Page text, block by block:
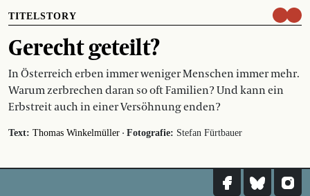
TITELSTORY
Gerecht geteilt?
In Österreich erben immer weniger Menschen immer mehr.
Warum zerbrechen daran so oft Familien? Und kann ein
Erbstreit auch in einer Versöhnung enden?
Text: Thomas Winkelmüller · Fotografie: Stefan Fürtbauer